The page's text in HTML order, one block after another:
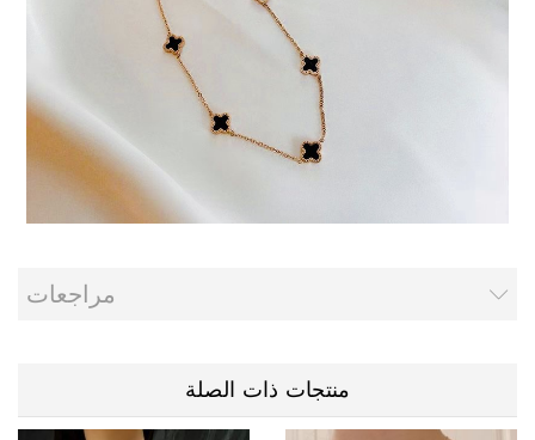
مراجعات
منتجات ذات الصلة